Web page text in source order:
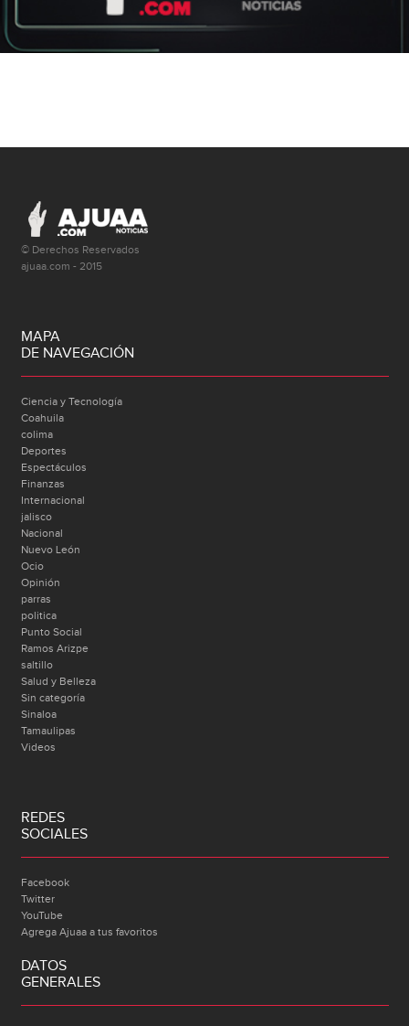
© Derechos Reservados
ajuaa.com - 2015
MAPA
DE NAVEGACIÓN
Ciencia y Tecnología
Coahuila
colima
Deportes
Espectáculos
Finanzas
Internacional
jalisco
Nacional
Nuevo León
Ocio
Opinión
parras
politica
Punto Social
Ramos Arizpe
saltillo
Salud y Belleza
Sin categoría
Sinaloa
Tamaulipas
Videos
REDES
SOCIALES
Facebook
Twitter
YouTube
Agrega Ajuaa a tus favoritos
DATOS
GENERALES